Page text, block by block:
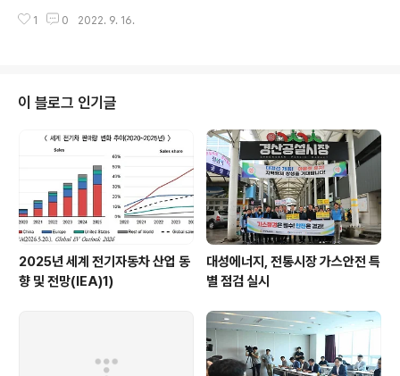
적합 시설(12개소)에 대해서는 개수방법, 미개수 시 과태
14 일 상의회관 국제회의장에서 ‘ 제 3 회 탄소중립과 에너
의 주요 이슈가 되고 있는 온실가스 배출권거래제 , RE10
0, 순환경제 정책 등에 많은 관심을 보였다 . 최태원 회장 , ‘
규제적 접근 ’ 보다 ‘ 인센티브 시스템 ’. 기업 ․ 국가 전체 탄
소감축 성과 높여야 이날 한국환경연구원 이창훈 원장은
기조강연을 통해 “ 국제에너지기구 (IEA) 는 전세..
1 0 2022. 9. 16.
이 블로그 인기글
2025년 세계 전기자동차 산업 동
향 및 전망(IEA)1)
대성에너지, 전통시장 가스안전 특
별 점검 실시